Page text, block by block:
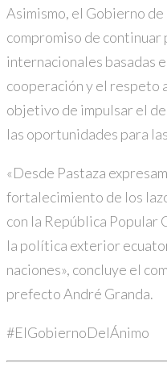
Asimismo, el Gobierno
compromiso de
internacionales basadas
cooperación y el respeto
objetivo de impulsar el
las oportunidades para
«Desde Pastaza
fortalecimiento de los
con la República Popular
la política exterior
naciones», concluye el
prefecto André Granda.
#ElGobiernoDelÁnimo